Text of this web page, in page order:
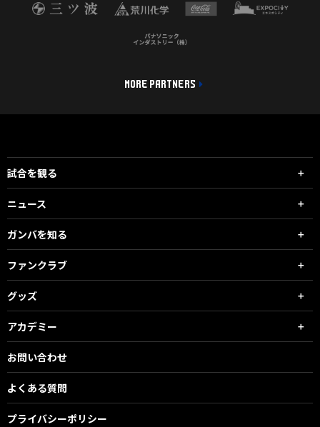
MORE PARTNERS
試合を観る
ニュース
ガンバを知る
ファンクラブ
グッズ
アカデミー
お問い合わせ
よくある質問
プライバシーポリシー